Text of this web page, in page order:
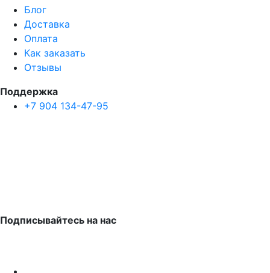
Блог
Доставка
Оплата
Как заказать
Отзывы
Поддержка
+7 904 134-47-95
Подписывайтесь на нас